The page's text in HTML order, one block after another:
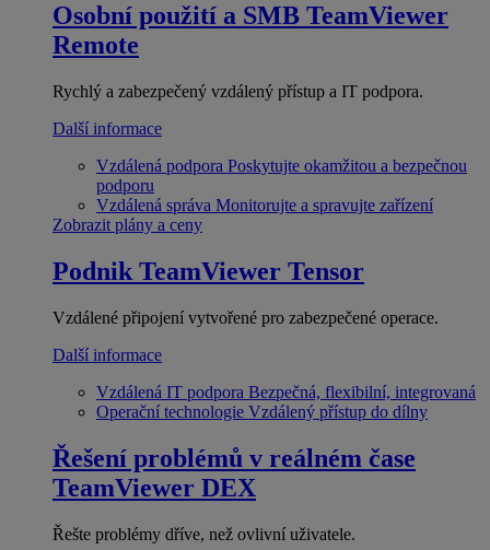
Osobní použití a SMB TeamViewer
Remote
Rychlý a zabezpečený vzdálený přístup a IT podpora.
Další informace
Vzdálená podpora Poskytujte okamžitou a bezpečnou
podporu
Vzdálená správa Monitorujte a spravujte zařízení
Zobrazit plány a ceny
Podnik TeamViewer Tensor
Vzdálené připojení vytvořené pro zabezpečené operace.
Další informace
Vzdálená IT podpora Bezpečná, flexibilní, integrovaná
Operační technologie Vzdálený přístup do dílny
Řešení problémů v reálném čase
TeamViewer DEX
Řešte problémy dříve, než ovlivní uživatele.